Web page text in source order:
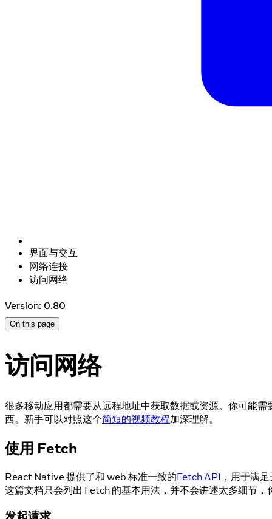
界面与交互
网络连接
访问网络
Version: 0.80
On this page
访问网络
很多移动应用都需要从远程地址中获取数据或资源。你可能
西。新手可以对照这个简短的视频教程加深理解。
使用 Fetch
React Native 提供了和 web 标准一致的Fetch API ，用于满
这篇文档只会列出 Fetch 的基本用法，并不会讲述太多细节
发起请求